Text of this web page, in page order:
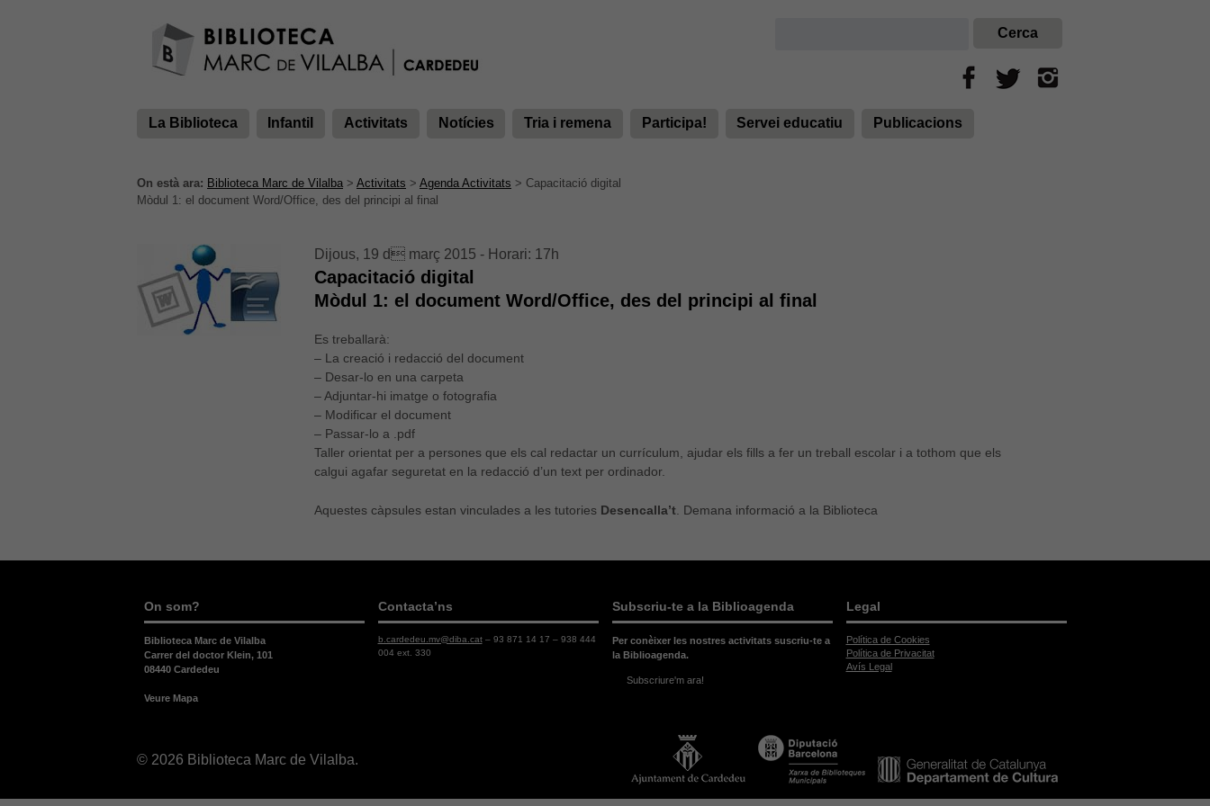
La Biblioteca Infantil Activitats Notícies Tria i remena Participa! Servei educatiu Publicacions
On està ara: Biblioteca Marc de Vilalba > Activitats > Agenda Activitats > Capacitació digital
Mòdul 1: el document Word/Office, des del principi al final
Dijous, 19 d març 2015 - Horari: 17h
Capacitació digital
Mòdul 1: el document Word/Office, des del principi al final
Es treballarà:
– La creació i redacció del document
– Desar-lo en una carpeta
– Adjuntar-hi imatge o fotografia
– Modificar el document
– Passar-lo a .pdf
Taller orientat per a persones que els cal redactar un currículum, ajudar els fills a fer un treball escolar i a tothom que els
calgui agafar seguretat en la redacció d’un text per ordinador.
Aquestes càpsules estan vinculades a les tutories Desencalla’t . Demana informació a la Biblioteca
On som?
Biblioteca Marc de Vilalba
Carrer del doctor Klein, 101
08440 Cardedeu
Veure Mapa
Contacta’ns
b.cardedeu.mv@diba.cat– 93 871 14 17 – 938 444
004 ext. 330
Subscriu-te a la Biblioagenda
Per conèixer les nostres activitats suscriu-te a
la Biblioagenda.
Subscriure'm ara!
Legal
Política de Cookies
Política de Privacitat
Avís Legal
© 2026 Biblioteca Marc de Vilalba.